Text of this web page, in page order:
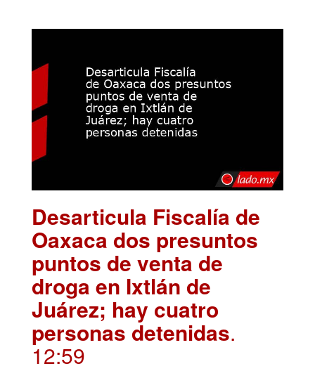
Desarticula Fiscalía de
Oaxaca dos presuntos
puntos de venta de
droga en Ixtlán de
Juárez; hay cuatro
personas detenidas.
12:59